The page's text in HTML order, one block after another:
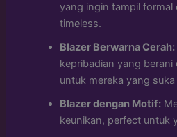
yang ingin tampil formal
timeless.
Blazer Berwarna Cerah:
kepribadian yang
untuk mereka yang
Blazer dengan Motif:
keunikan, perfect untuk